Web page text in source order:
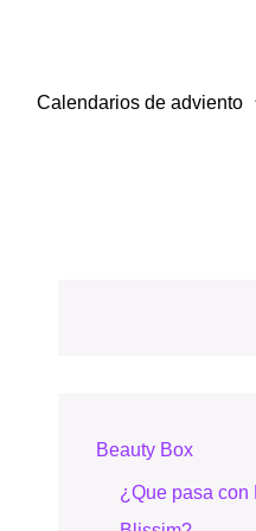
Calendarios de adviento
Beauty Box
¿Que pasa